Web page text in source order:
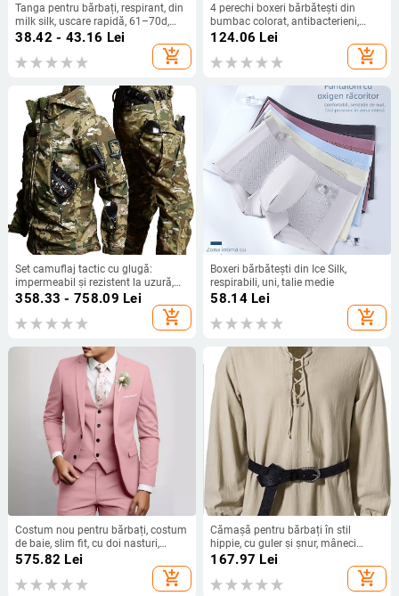
Tanga pentru bărbați, respirant, din
milk silk, uscare rapidă, 61–70d,
talie joasă
38.42 - 43.16 Lei
add_shopping_cart
4 perechi boxeri bărbătești din
bumbac colorat, antibacterieni,
respirabili, mărime mare
124.06 Lei
add_shopping_cart
Set camuflaj tactic cu glugă:
impermeabil și rezistent la uzură,
din corduroy cu țesătură principală
358.33 - 758.09 Lei
add_shopping_cart
Boxeri bărbătești din Ice Silk,
respirabili, uni, talie medie
58.14Lei
add_shopping_cart
Costum nou pentru bărbați, costum
de baie, slim fit, cu doi nasturi,
costum transfrontalier, set de trei
piese, Amazon, modă comercială
exterior 2024
575.82 Lei
add_shopping_cart
Cămașă pentru bărbați în stil
hippie, cu guler și șnur, mâneci
lungi, primăvară-vară 2025
167.97 Lei
add_shopping_cart